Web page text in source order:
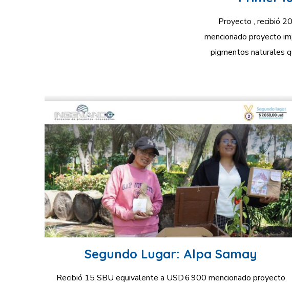
Proyecto , recibió
mencionado proyecto
pigmentos naturales
Segundo Lugar: Alpa Samay
Recibió 15 SBU equivalente a USD 6 900 mencionado proyecto